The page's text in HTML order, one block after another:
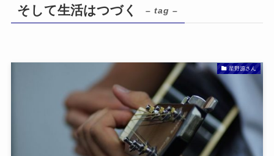
そして生活はつづく – tag –
星野源さん